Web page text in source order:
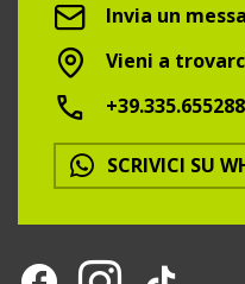
Invia un
Vieni a
SCRIVICI SU